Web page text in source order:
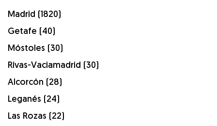
Madrid (1820)
Getafe (40)
Móstoles (30)
Rivas-Vaciamadrid (30)
Alcorcón (28)
Leganés (24)
Las Rozas (22)